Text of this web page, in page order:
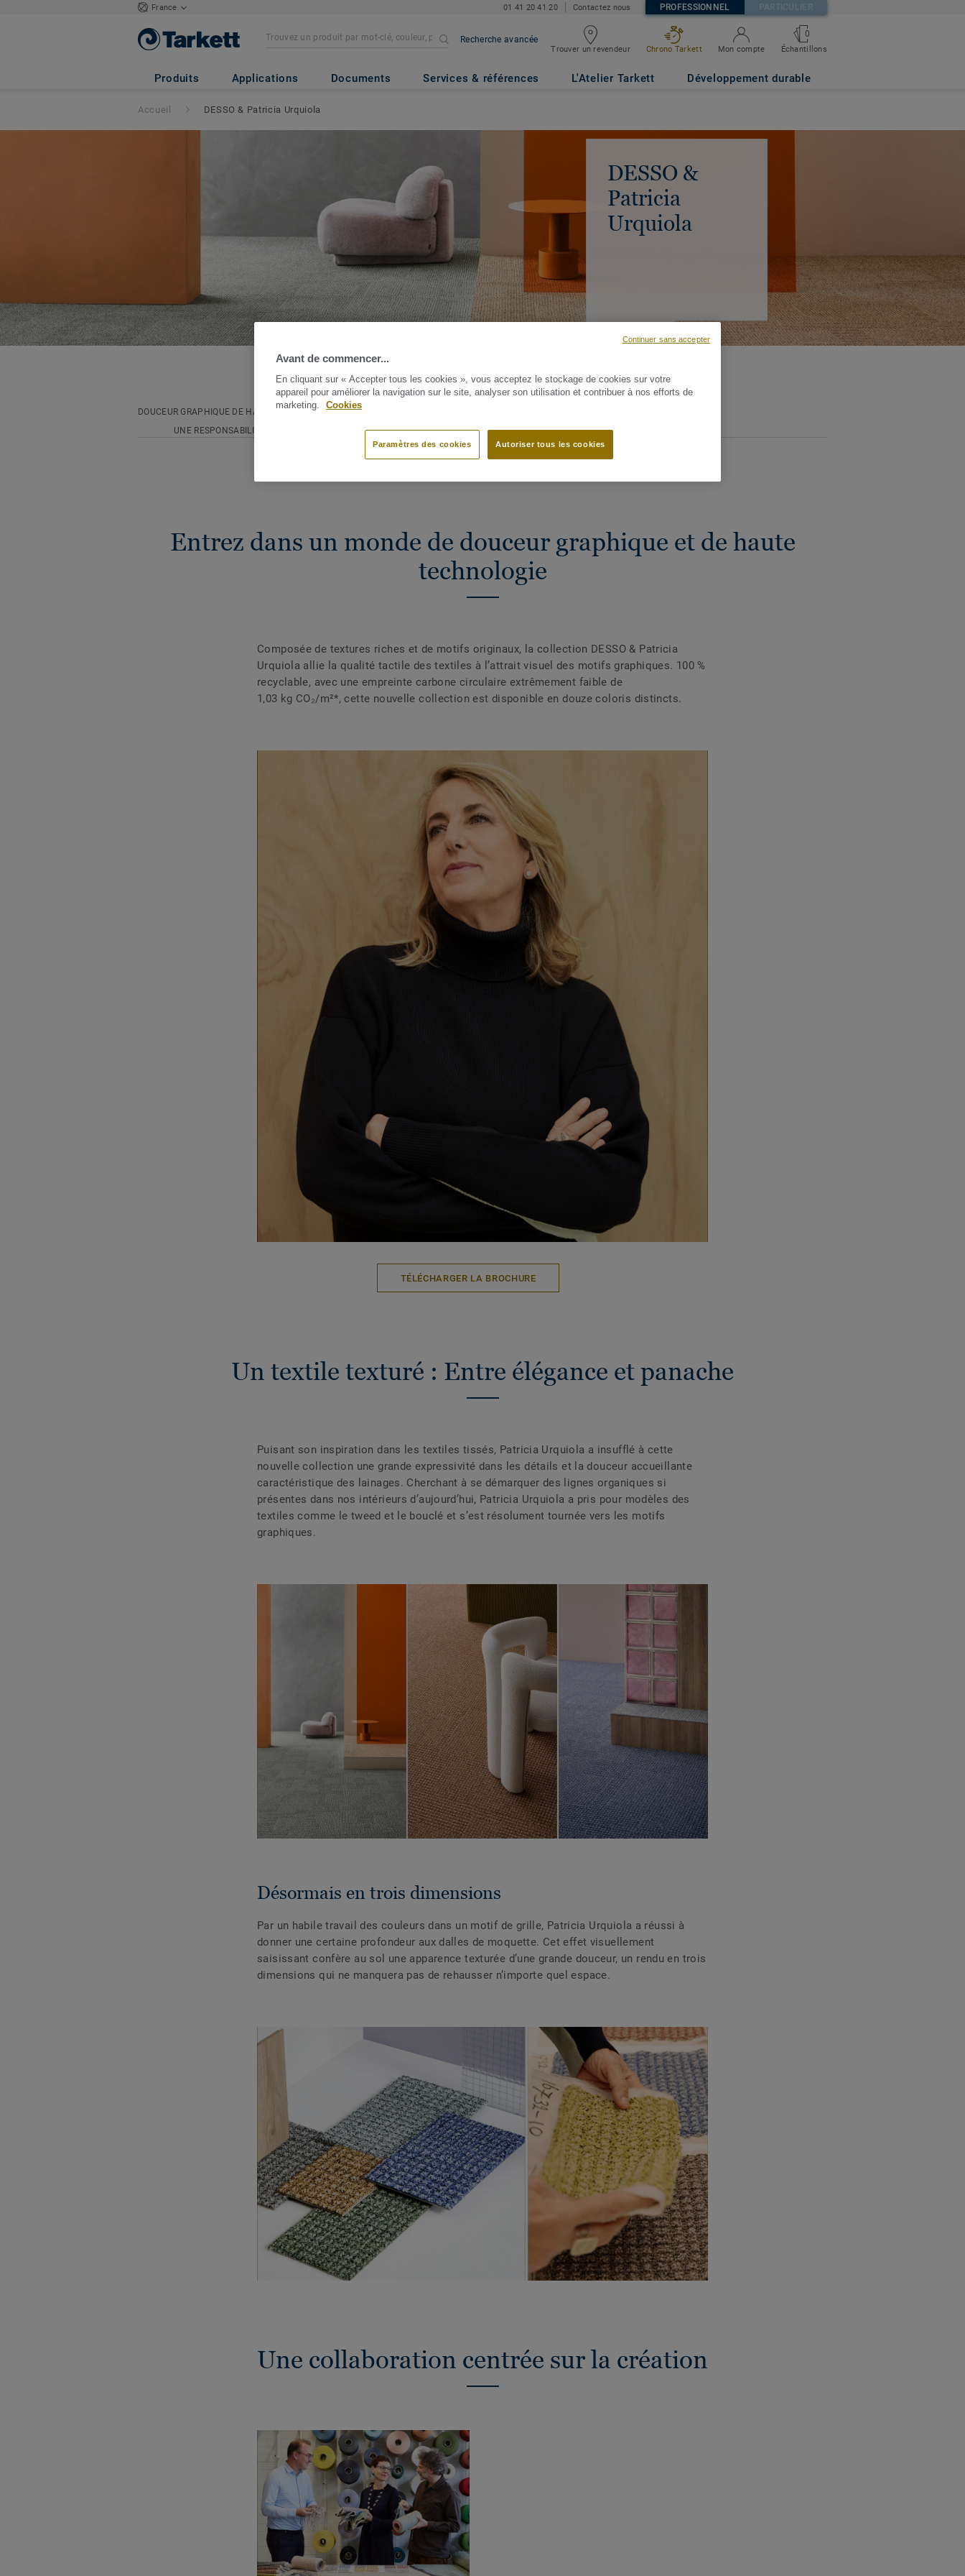
France 01 41 20 41 20 Contactez nous PROFESSIONNEL PARTICULIER
Recherche avancée
Trouver un revendeur Chrono Tarkett Mon compte
0
Échantillons
Produits Applications Documents Services & références L'Atelier Tarkett Développement durable
Accueil DESSO & Patricia Urquiola
DESSO &
Patricia
Urquiola
DOUCEUR GRAPHIQUE DE HAUTE TECHNOLOGIE
UNE RESPONSABILITÉ PARTAGÉE
PALETTE DE COULEURS GALERIE PHOTOS
Entrez dans un monde de douceur graphique et de haute
technologie
Composée de textures riches et de motifs originaux, la collection DESSO & Patricia
Urquiola allie la qualité tactile des textiles à l’attrait visuel des motifs graphiques. 100 %
recyclable, avec une empreinte carbone circulaire extrêmement faible de
1,03 kg CO₂/m²*, cette nouvelle collection est disponible en douze coloris distincts.
TÉLÉCHARGER LA BROCHURE
Un textile texturé : Entre élégance et panache
Puisant son inspiration dans les textiles tissés, Patricia Urquiola a insufflé à cette
nouvelle collection une grande expressivité dans les détails et la douceur accueillante
caractéristique des lainages. Cherchant à se démarquer des lignes organiques si
présentes dans nos intérieurs d’aujourd’hui, Patricia Urquiola a pris pour modèles des
textiles comme le tweed et le bouclé et s’est résolument tournée vers les motifs
graphiques.
Désormais en trois dimensions
Par un habile travail des couleurs dans un motif de grille, Patricia Urquiola a réussi à
donner une certaine profondeur aux dalles de moquette. Cet effet visuellement
saisissant confère au sol une apparence texturée d’une grande douceur, un rendu en trois
dimensions qui ne manquera pas de rehausser n’importe quel espace.
Une collaboration centrée sur la création
Avant de commencer...
En cliquant sur « Accepter tous les cookies », vous acceptez le stockage de cookies sur votre
appareil pour améliorer la navigation sur le site, analyser son utilisation et contribuer à nos efforts de
marketing.
Cookies
Autoriser tous les cookies
Paramètres des cookies
Continuer sans accepter